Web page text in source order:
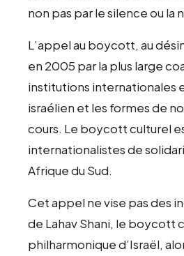
non pas par le silence ou
L’appel au boycott, au
en 2005 par la plus large
institutions internationales
israélien et les formes de
cours. Le boycott culturel
internationalistes de
Afrique du Sud.
Cet appel ne vise pas des
de Lahav Shani, le boycott
philharmonique d’Israël,